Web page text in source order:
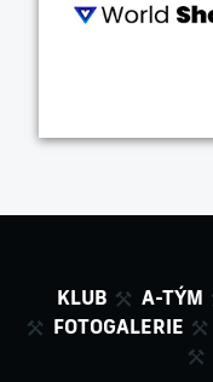
KLUB A-TÝM
FOTOGALERIE